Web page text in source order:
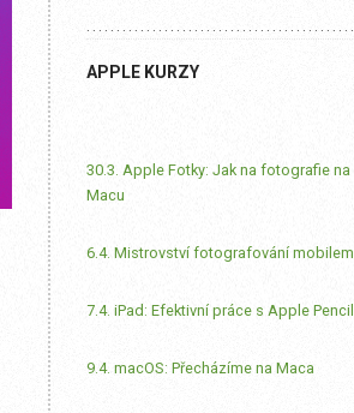
APPLE KURZY
30.3. Apple Fotky: Jak na fotografie na
Macu
6.4. Mistrovství fotografování mobilem
7.4. iPad: Efektivní práce s Apple Pencil
9.4. macOS: Přecházíme na Maca